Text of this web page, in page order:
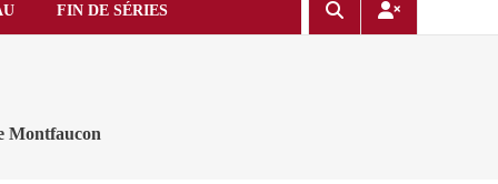
FIN DE SÉRIES
Montfaucon